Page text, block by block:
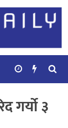
गर्यो ३